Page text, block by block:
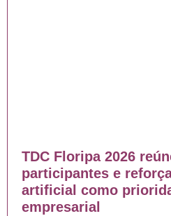
TDC Floripa 2026
participantes e
artificial como
empresarial